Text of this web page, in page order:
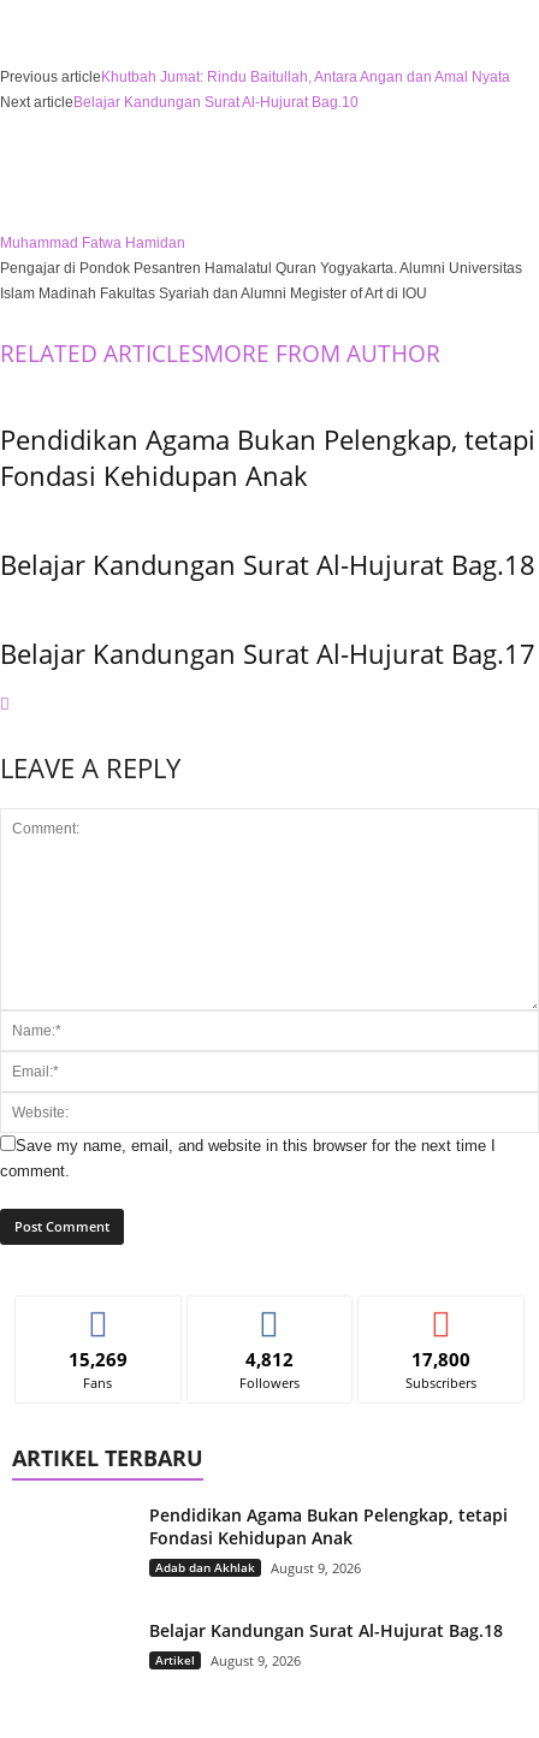
Previous article Khutbah Jumat: Rindu Baitullah, Antara Angan dan Amal Nyata
Next article Belajar Kandungan Surat Al-Hujurat Bag.10
Muhammad Fatwa Hamidan
Pengajar di Pondok Pesantren Hamalatul Quran Yogyakarta. Alumni Universitas
Islam Madinah Fakultas Syariah dan Alumni Megister of Art di IOU
RELATED ARTICLESMORE FROM AUTHOR
Pendidikan Agama Bukan Pelengkap, tetapi
Fondasi Kehidupan Anak
Belajar Kandungan Surat Al-Hujurat Bag.18
Belajar Kandungan Surat Al-Hujurat Bag.17
LEAVE A REPLY
Save my name, email, and website in this browser for the next time I
comment.
15,269
Fans
4,812
Followers
17,800
Subscribers
ARTIKEL TERBARU
Pendidikan Agama Bukan Pelengkap, tetapi
Fondasi Kehidupan Anak
Adab dan Akhlak August 9, 2026
Belajar Kandungan Surat Al-Hujurat Bag.18
Artikel August 9, 2026